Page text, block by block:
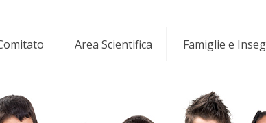
Area Scientifica Famiglie e